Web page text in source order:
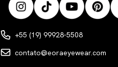
+55 (19) 99928-5508
contato@eoraeyewear.com